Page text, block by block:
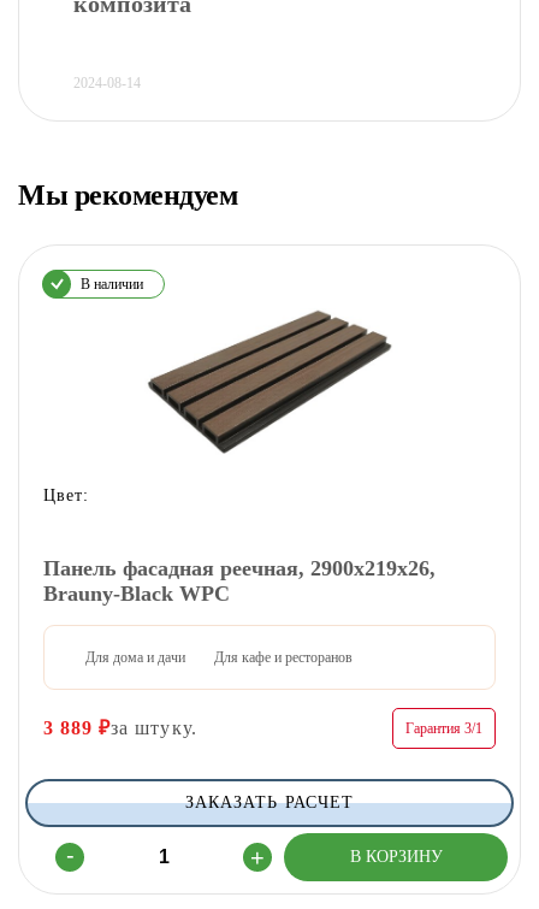
2024-08-14
Мы рекомендуем
В наличии
Цвет:
Панель фасадная реечная, 2900х219х26,
Brauny-Black WPC
Для дома и дачи Для кафе и ресторанов
3 889 ₽за штуку. Гарантия 3/1
ЗАКАЗАТЬ РАСЧЕТ